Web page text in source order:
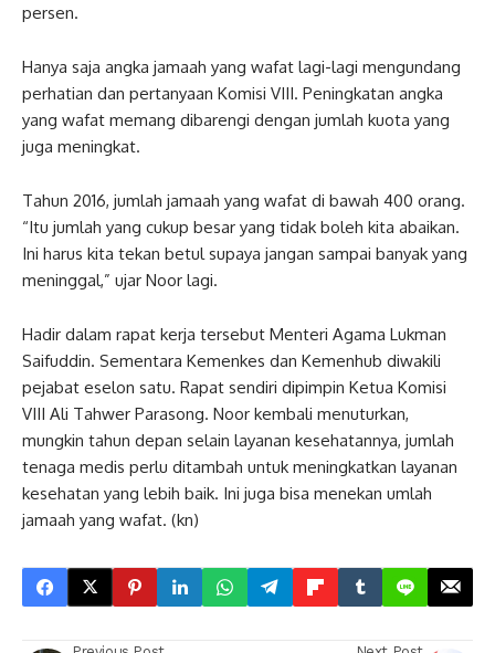
persen.
Hanya saja angka jamaah yang wafat lagi-lagi mengundang
perhatian dan pertanyaan Komisi VIII. Peningkatan angka
yang wafat memang dibarengi dengan jumlah kuota yang
juga meningkat.
Tahun 2016, jumlah jamaah yang wafat di bawah 400 orang.
“Itu jumlah yang cukup besar yang tidak boleh kita abaikan.
Ini harus kita tekan betul supaya jangan sampai banyak yang
meninggal,” ujar Noor lagi.
Hadir dalam rapat kerja tersebut Menteri Agama Lukman
Saifuddin. Sementara Kemenkes dan Kemenhub diwakili
pejabat eselon satu. Rapat sendiri dipimpin Ketua Komisi
VIII Ali Tahwer Parasong. Noor kembali menuturkan,
mungkin tahun depan selain layanan kesehatannya, jumlah
tenaga medis perlu ditambah untuk meningkatkan layanan
kesehatan yang lebih baik. Ini juga bisa menekan umlah
jamaah yang wafat. (kn)